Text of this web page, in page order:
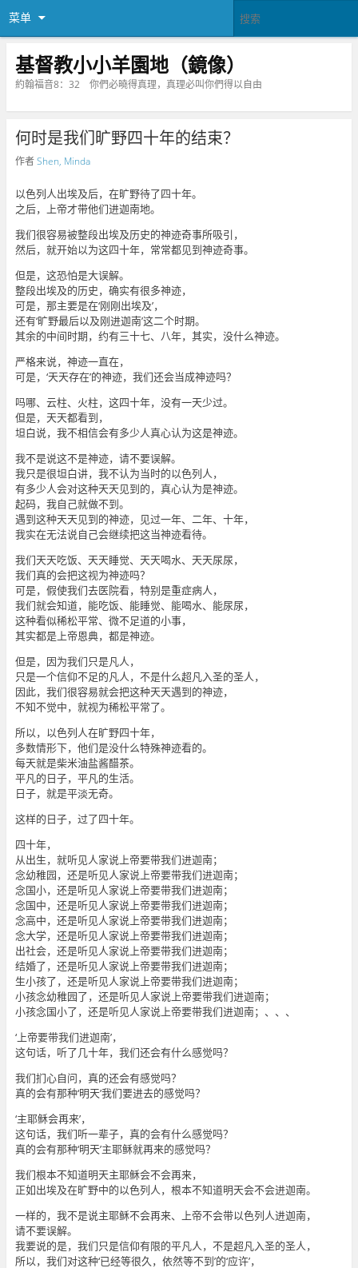
菜单
基督教小小羊園地（鏡像）
約翰福音8：32 你們必曉得真理，真理必叫你們得以自由
何时是我们旷野四十年的结束？
作者Shen, Minda
以色列人出埃及后，在旷野待了四十年。
之后，上帝才带他们进迦南地。
我们很容易被整段出埃及历史的神迹奇事所吸引，
然后，就开始以为这四十年，常常都见到神迹奇事。
但是，这恐怕是大误解。
整段出埃及的历史，确实有很多神迹，
可是，那主要是在‘刚刚出埃及’，
还有‘旷野最后以及刚进迦南’这二个时期。
其余的中间时期，约有三十七、八年，其实，没什么神迹。
严格来说，神迹一直在，
可是，‘天天存在’的神迹，我们还会当成神迹吗？
吗哪、云柱、火柱，这四十年，没有一天少过。
但是，天天都看到，
坦白说，我不相信会有多少人真心认为这是神迹。
我不是说这不是神迹，请不要误解。
我只是很坦白讲，我不认为当时的以色列人，
有多少人会对这种天天见到的，真心认为是神迹。
起码，我自己就做不到。
遇到这种天天见到的神迹，见过一年、二年、十年，
我实在无法说自己会继续把这当神迹看待。
我们天天吃饭、天天睡觉、天天喝水、天天尿尿，
我们真的会把这视为神迹吗？
可是，假使我们去医院看，特别是重症病人，
我们就会知道，能吃饭、能睡觉、能喝水、能尿尿，
这种看似稀松平常、微不足道的小事，
其实都是上帝恩典，都是神迹。
但是，因为我们只是凡人，
只是一个信仰不足的凡人，不是什么超凡入圣的圣人，
因此，我们很容易就会把这种天天遇到的神迹，
不知不觉中，就视为稀松平常了。
所以，以色列人在旷野四十年，
多数情形下，他们是没什么特殊神迹看的。
每天就是柴米油盐酱醋茶。
平凡的日子，平凡的生活。
日子，就是平淡无奇。
这样的日子，过了四十年。
四十年，
从出生，就听见人家说上帝要带我们进迦南；
念幼稚园，还是听见人家说上帝要带我们进迦南；
念国小，还是听见人家说上帝要带我们进迦南；
念国中，还是听见人家说上帝要带我们进迦南；
念高中，还是听见人家说上帝要带我们进迦南；
念大学，还是听见人家说上帝要带我们进迦南；
出社会，还是听见人家说上帝要带我们进迦南；
结婚了，还是听见人家说上帝要带我们进迦南；
生小孩了，还是听见人家说上帝要带我们进迦南；
小孩念幼稚园了，还是听见人家说上帝要带我们进迦南；
小孩念国小了，还是听见人家说上帝要带我们进迦南；、、、
‘上帝要带我们进迦南’，
这句话，听了几十年，我们还会有什么感觉吗？
我们扪心自问，真的还会有感觉吗？
真的会有那种‘明天’我们要进去的感觉吗？
‘主耶稣会再来’，
这句话，我们听一辈子，真的会有什么感觉吗？
真的会有那种‘明天’主耶稣就再来的感觉吗？
我们根本不知道明天主耶稣会不会再来，
正如出埃及在旷野中的以色列人，根本不知道明天会不会进迦南。
一样的，我不是说主耶稣不会再来、上帝不会带以色列人进迦南，
请不要误解。
我要说的是，我们只是信仰有限的平凡人，不是超凡入圣的圣人，
所以，我们对这种‘已经等很久，依然等不到’的‘应许’，